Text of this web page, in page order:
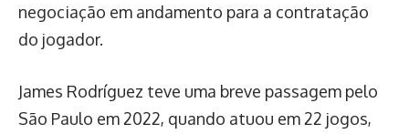
negociação em andamento para a contratação
do jogador.
James Rodríguez teve uma breve passagem pelo
São Paulo em 2022, quando atuou em 22 jogos,